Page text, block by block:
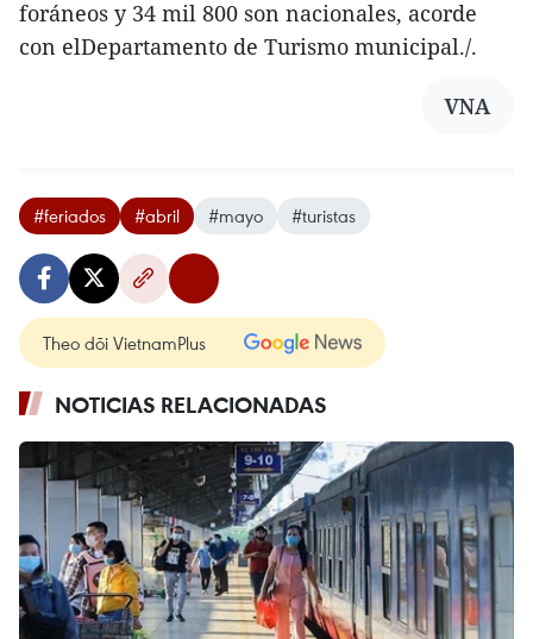
foráneos y 34 mil 800 son nacionales, acorde
con elDepartamento de Turismo municipal./.
VNA
#feriados #abril #mayo #turistas
Theo dõi VietnamPlus
NOTICIAS RELACIONADAS